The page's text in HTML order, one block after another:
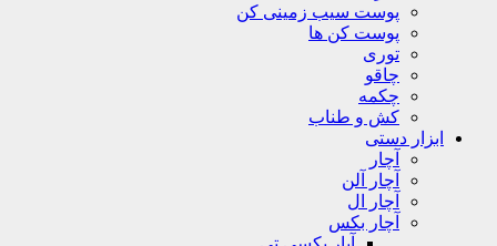
پوست سیب زمینی کن
پوست کن ها
توری
چاقو
چکمه
کش و طناب
ابزار دستی
آچار
آچار آلن
آچار ال
آچار بکس